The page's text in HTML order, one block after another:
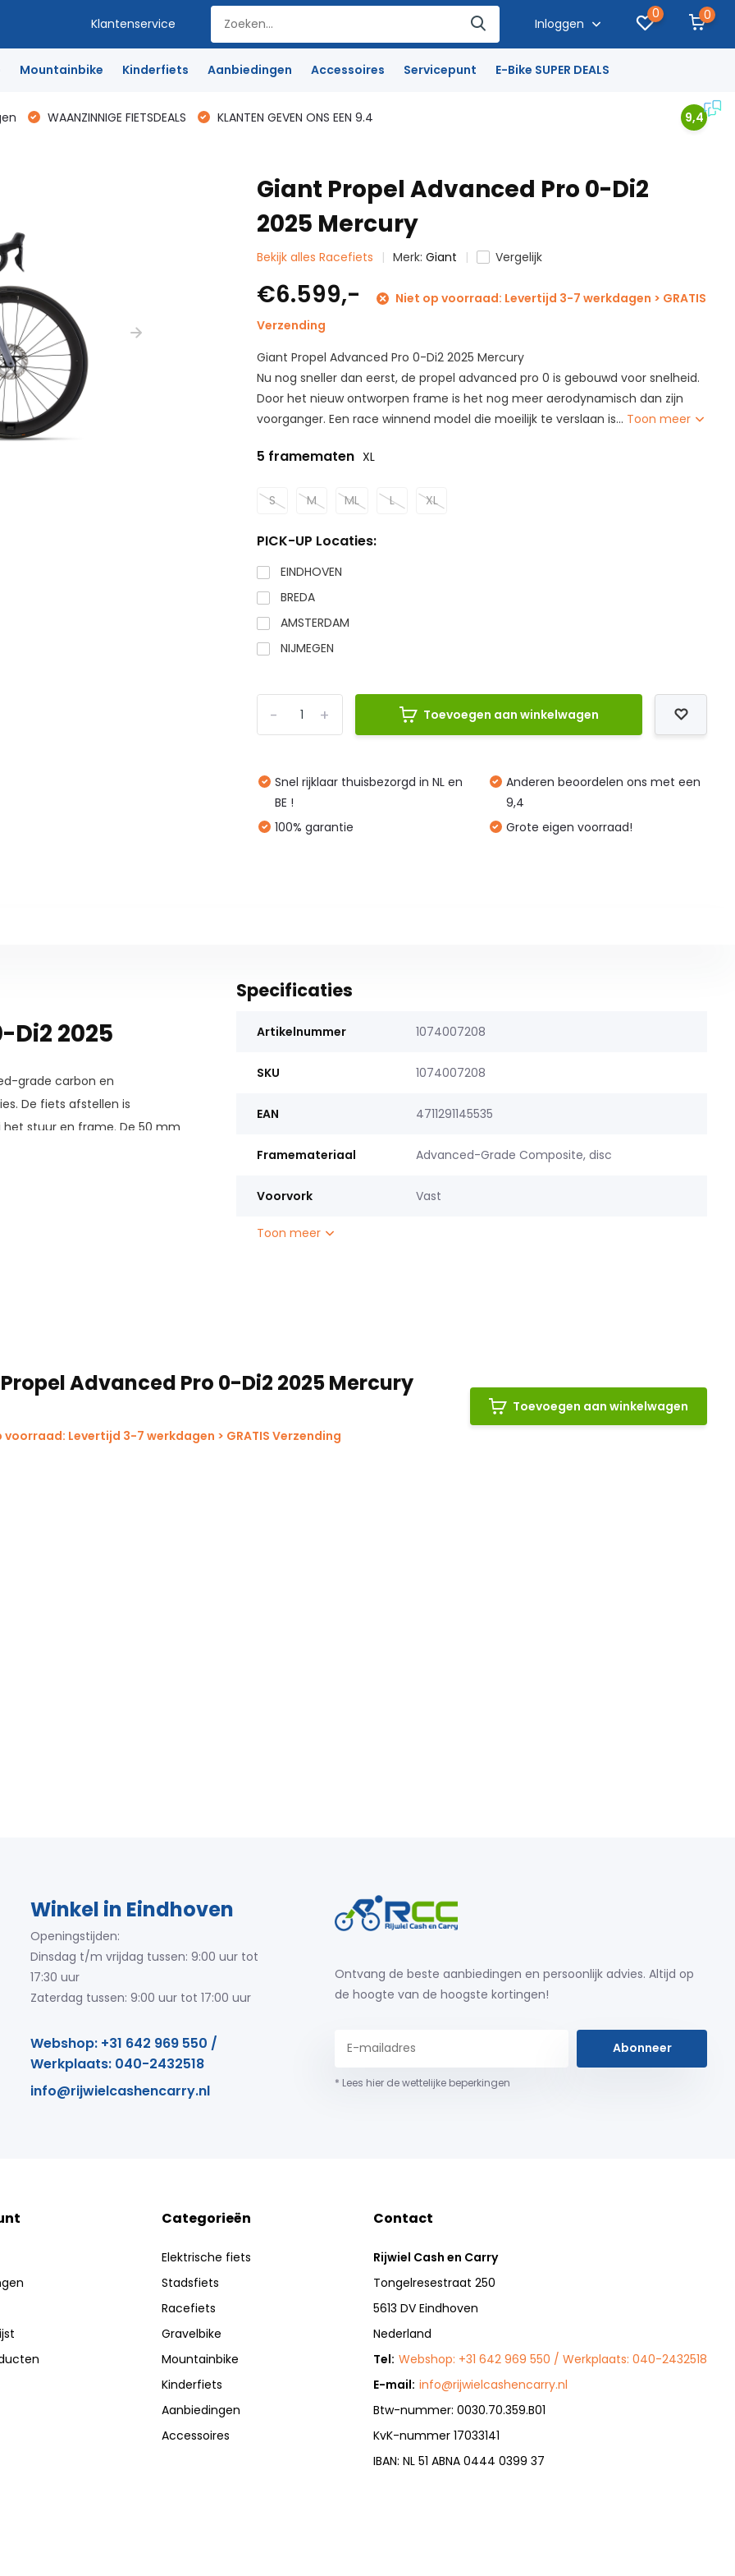
Klantenservice Inloggen
0 0
Mountainbike Kinderfiets Aanbiedingen Accessoires Servicepunt E-Bike SUPER DEALS
WAANZINNIGE FIETSDEALS KLANTEN GEVEN ONS EEN 9.4 9,4
Giant Propel Advanced Pro 0-Di2
2025 Mercury
Bekijk alles Racefiets Merk:Giant Vergelijk
€6.599,-
Niet op voorraad: Levertijd 3-7 werkdagen > GRATIS
Verzending
Giant Propel Advanced Pro 0-Di2 2025 Mercury
Nu nog sneller dan eerst, de propel advanced pro 0 is gebouwd voor snelheid.
Door het nieuw ontworpen frame is het nog meer aerodynamisch dan zijn
voorganger. Een race winnend model die moeilijk te verslaan is... Toon meer
5 framematen XL
S M ML L XL
PICK-UP Locaties:
EINDHOVEN
BREDA
AMSTERDAM
NIJMEGEN
+
- Toevoegen aan winkelwagen
Snel rijklaar thuisbezorgd in NL en
BE !
100% garantie
Anderen beoordelen ons met een
9,4
Grote eigen voorraad!
2025
grade carbon en
De fiets afstellen is
het stuur en frame. De 50 mm
aerodynamische
Specificaties
Artikelnummer 1074007208
SKU 1074007208
EAN 4711291145535
Framemateriaal Advanced-Grade Composite, disc
Voorvork Vast
Toon meer
Advanced Pro 0-Di2 2025 Mercury
voorraad: Levertijd 3-7 werkdagen > GRATIS Verzending
Toevoegen aan winkelwagen
Winkel in Eindhoven
Openingstijden:
Dinsdag t/m vrijdag tussen: 9:00 uur tot
17:30 uur
Zaterdag tussen: 9:00 uur tot 17:00 uur
Webshop: +31 642 969 550 /
Werkplaats: 040-2432518
info@rijwielcashencarry.nl
Ontvang de beste aanbiedingen en persoonlijk advies. Altijd op
de hoogte van de hoogste kortingen!
Abonneer
* Lees hier de wettelijke beperkingen
Categorieën
Elektrische fiets
Stadsfiets
Racefiets
Gravelbike
Mountainbike
Kinderfiets
Aanbiedingen
Accessoires
Contact
Rijwiel Cash en Carry
Tongelresestraat 250
5613 DV Eindhoven
Nederland
Tel: Webshop: +31 642 969 550 / Werkplaats: 040-2432518
E-mail: info@rijwielcashencarry.nl
Btw-nummer: 0030.70.359.B01
KvK-nummer 17033141
IBAN: NL 51 ABNA 0444 0399 37